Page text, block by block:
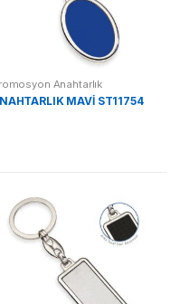
Anahtarlık
MAVİ ST11754